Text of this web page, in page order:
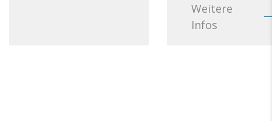
Weitere
Infos